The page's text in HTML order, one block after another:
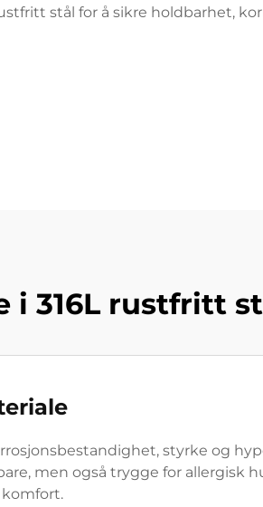
stål for å sikre holdbarhet,
i 316L rustfritt
styrke og
men også trygge for allergisk